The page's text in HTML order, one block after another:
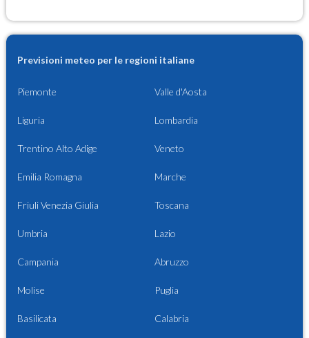
Previsioni meteo per le regioni italiane
Piemonte Valle d'Aosta
Liguria Lombardia
Trentino Alto Adige Veneto
Emilia Romagna Marche
Friuli Venezia Giulia Toscana
Umbria Lazio
Campania Abruzzo
Molise Puglia
Basilicata Calabria